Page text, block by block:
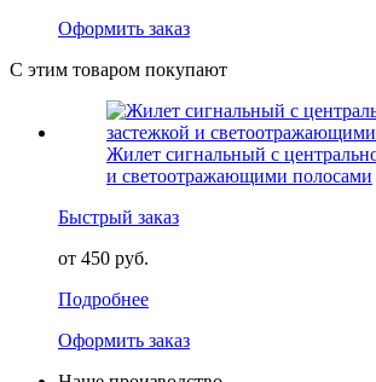
Оформить заказ
С этим товаром покупают
Жилет сигнальный с
и светоотражающими полосами
Быстрый заказ
от 450 руб.
Подробнее
Оформить заказ